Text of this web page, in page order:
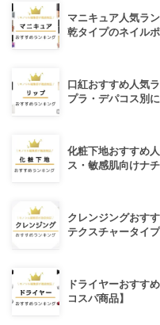
マニキュア人気ラ
乾タイプのネイル
口紅おすすめ人気
プラ・デパコス別に
化粧下地おすすめ
ス・敏感肌向けナ
クレンジングおす
テクスチャータイ
ドライヤーおすす
コスパ商品】